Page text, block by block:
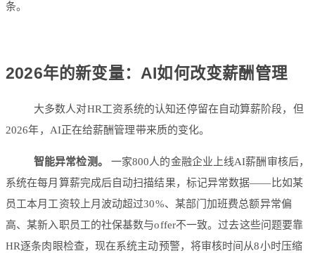
条。
2026年的新变量：AI如何改变薪酬管理
大多数人对HR工资系统的认知还停留在自动算薪阶段，但
2026年，AI正在给薪酬管理带来质的变化。
智能异常检测。
一家800人的金融企业上线AI薪酬审核后，
系统在每月算薪完成后自动扫描结果，标记异常数据——比如某
员工本月工资较上月波动超过30%、某部门加班费总额异常偏
高、某新入职员工的社保基数与offer不一致。过去这些问题要靠
HR逐条肉眼检查，现在系统主动预警，将审核时间从8小时压缩